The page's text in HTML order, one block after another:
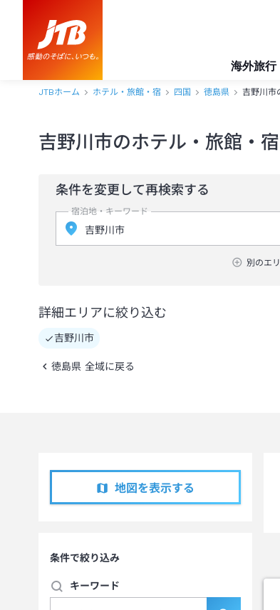
海外旅行
JTBホーム ホテル・旅館・宿 四国 徳島県 吉野川市
吉野川市のホテル・旅館・
条件を変更して再検索する
宿泊地・キーワード
別のエ
詳細エリアに絞り込む
吉野川市
徳島県 全域に戻る
地図を表示する
条件で絞り込み
キーワード